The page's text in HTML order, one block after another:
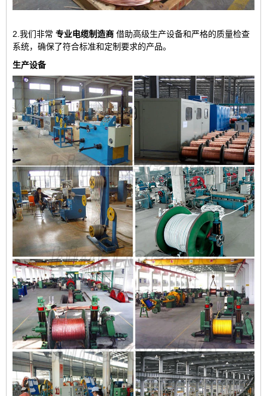
2.我们非常 专业电缆制造商 借助高级生产设备和严格的质量检查
系统，确保了符合标准和定制要求的产品。
生产设备